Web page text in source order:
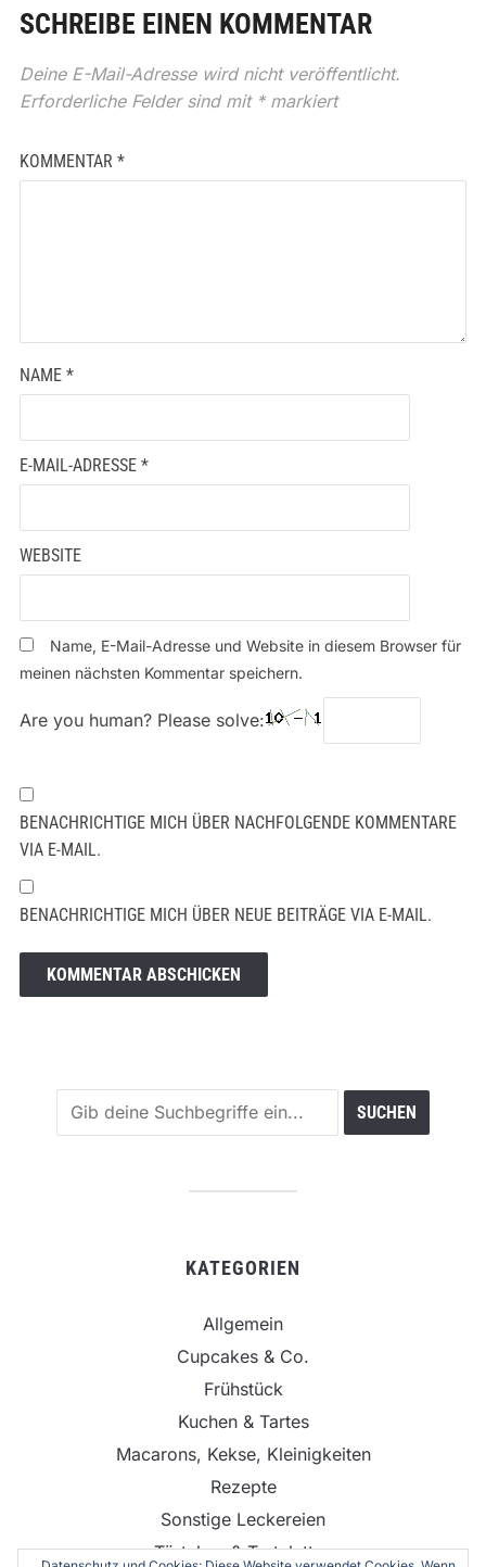
SCHREIBE EINEN KOMMENTAR
Deine E-Mail-Adresse wird nicht veröffentlicht.
Erforderliche Felder sind mit *markiert
KOMMENTAR *
NAME *
E-MAIL-ADRESSE *
WEBSITE
Name, E-Mail-Adresse und Website in diesem Browser für
meinen nächsten Kommentar speichern.
Are you human? Please solve:
BENACHRICHTIGE MICH ÜBER NACHFOLGENDE KOMMENTARE
VIA E-MAIL.
BENACHRICHTIGE MICH ÜBER NEUE BEITRÄGE VIA E-MAIL.
KATEGORIEN
Allgemein
Cupcakes & Co.
Frühstück
Kuchen & Tartes
Macarons, Kekse, Kleinigkeiten
Rezepte
Sonstige Leckereien
Törtchen & Tartelettes